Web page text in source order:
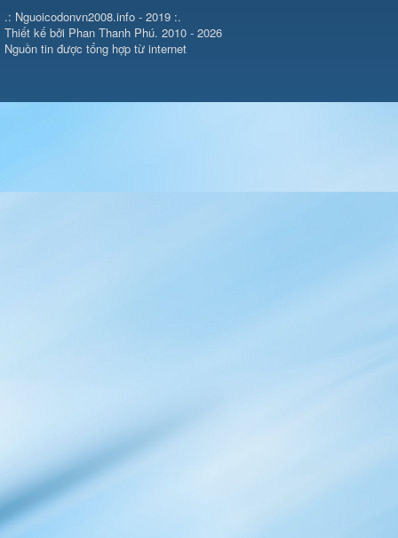
.: Nguoicodonvn2008.info - 2019 :.
Thiết kế bởi Phan Thanh Phú. 2010 - 2026
Nguồn tin được tổng hợp từ internet